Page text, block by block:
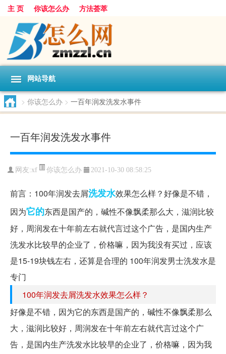
主 页 你该怎么办 方法荟萃
网站导航
> 你该怎么办 > 一百年润发洗发水事件
一百年润发洗发水事件
网友:xf 你该怎么办 2021-10-30 08:58:25
前言：100年润发去屑洗发水效果怎么样？好像是不错，
因为它的东西是国产的，碱性不像飘柔那么大，滋润比较
好，周润发在十年前左右就代言过这个广告，是国内生产
洗发水比较早的企业了，价格嘛，因为我没有买过，应该
是15-19块钱左右，还算是合理的 100年润发男士洗发水是
专门
100年润发去屑洗发水效果怎么样？
好像是不错，因为它的东西是国产的，碱性不像飘柔那么
大，滋润比较好，周润发在十年前左右就代言过这个广
告，是国内生产洗发水比较早的企业了，价格嘛，因为我